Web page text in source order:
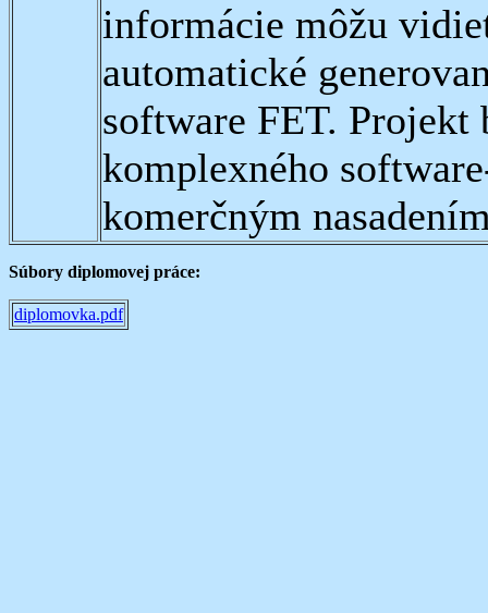
informácie môžu
automatické
software FET.
komplexného
komerčným
Súbory diplomovej práce:
diplomovka.pdf